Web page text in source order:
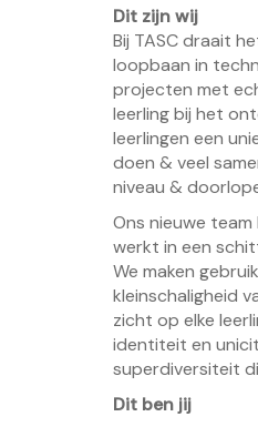
Dit zijn wij
Bij TASC draait
loopbaan in
projecten met
leerling bij het
leerlingen een
doen & veel
niveau &
Ons nieuwe
werkt in een
We maken
kleinschaligheid
zicht op elke
identiteit en
superdiversiteit
Dit ben jij